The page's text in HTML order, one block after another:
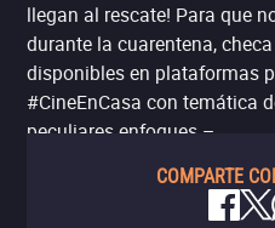
llegan al rescate! Para que
durante la cuarentena,
disponibles en plataformas
#CineEnCasa con temática
peculiares enfoques –.
COMPARTE